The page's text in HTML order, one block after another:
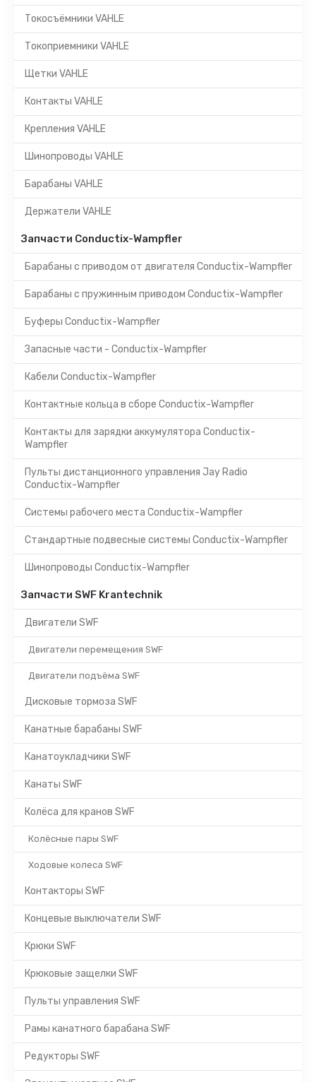
Токосъёмники VAHLE
Токоприемники VAHLE
Щетки VAHLE
Контакты VAHLE
Крепления VAHLE
Шинопроводы VAHLE
Барабаны VAHLE
Держатели VAHLE
Запчасти Conductix-Wampfler
Барабаны с приводом от двигателя Conductix-Wampfler
Барабаны с пружинным приводом Conductix-Wampfler
Буферы Conductix-Wampfler
Запасные части - Conductix-Wampfler
Кабели Conductix-Wampfler
Контактные кольца в сборе Conductix-Wampfler
Контакты для зарядки аккумулятора Conductix-
Wampfler
Пульты дистанционного управления Jay Radio
Conductix-Wampfler
Системы рабочего места Conductix-Wampfler
Стандартные подвесные системы Conductix-Wampfler
Шинопроводы Conductix-Wampfler
Запчасти SWF Krantechnik
Двигатели SWF
Двигатели перемещения SWF
Двигатели подъёма SWF
Дисковые тормоза SWF
Канатные барабаны SWF
Канатоукладчики SWF
Канаты SWF
Колёса для кранов SWF
Колёсные пары SWF
Ходовые колеса SWF
Контакторы SWF
Концевые выключатели SWF
Крюки SWF
Крюковые защелки SWF
Пульты управления SWF
Рамы канатного барабана SWF
Редукторы SWF